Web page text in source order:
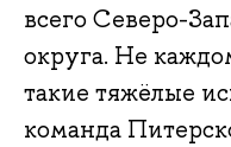
всего Северо-
округа. Не
такие тяжёлые
команда